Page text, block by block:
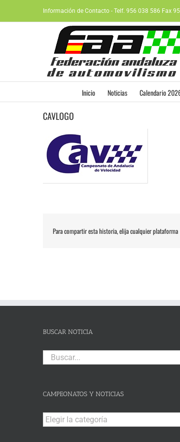
contenido
Información de Contacto - Telf. 956 038 586 Fax
Inicio Noticias Calendario
CAVLOGO
Para compartir esta historia, elija cualquier plataforma
BUSCAR NOTICIA
Buscar:
CAMPEONATOS Y NOTICIAS
Campeonatos
y